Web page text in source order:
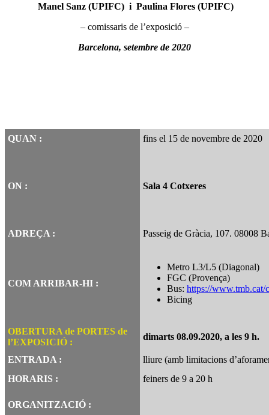
Manel Sanz (UPIFC) i Paulina Flores (UPIFC)
– comissaris de l’exposició –
Barcelona, setembre de 2020
QUAN : fins el 15 de novembre de 2020
ON : Sala 4 Cotxeres
ADREÇA : Passeig de Gràcia, 107. 08008
COM ARRIBAR-HI :
Metro L3/L5 (Diagonal)
FGC (Provença)
Bus: https://www.tmb.cat/
Bicing
OBERTURA de PORTES de
l’EXPOSICIÓ :
dimarts 08.09.2020, a les 9 h.
ENTRADA :
lliure (amb limitacions
HORARIS :
feiners de 9 a 20 h
ORGANITZACIÓ :